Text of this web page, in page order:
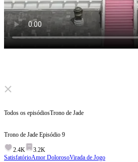
Click to unmute
Todos os episódiosTrono de Jade
Trono de Jade Episódio 9
2.4K
3.2K
SatisfatórioAmor DolorosoVirada de Jogo